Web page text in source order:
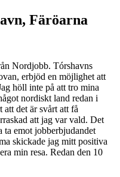
Färöarna
Nordjobb. Tórshavns
erbjöd en möjlighet att
höll inte på att tro mina
nordiskt land redan i
att det är svårt att få
att jag var vald. Det
ta emot jobberbjudandet
skickade jag mitt positiva
min resa. Redan den 10